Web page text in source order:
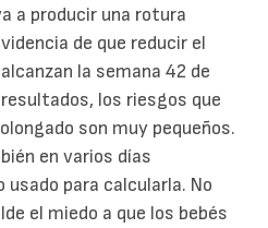
a producir una rotura
de que reducir el
la semana 42 de
los riesgos que
son muy pequeños.
en varios días
usado para calcularla. No
el miedo a que los bebés